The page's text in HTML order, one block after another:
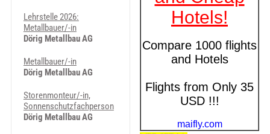
Lehrstelle 2026:
Metallbauer/-in
Dörig Metallbau AG
Metallbauer/-in
Dörig Metallbau AG
Storenmonteur/-in,
Sonnenschutzfachperson
Dörig Metallbau AG